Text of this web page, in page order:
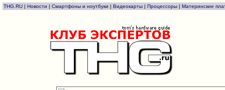
THG.RU | Новости | Смартфоны и ноутбуки | Видеокарты | Процессоры | Материнские